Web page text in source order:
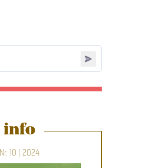
info
Nr. 10 | 2024